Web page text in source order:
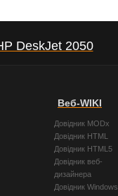
DeskJet 2050
Веб-WIKI
Довідник MODx
Довідник HTML
Довідник HTML5
Довідник веб-
дизайнера
Довідник Windows